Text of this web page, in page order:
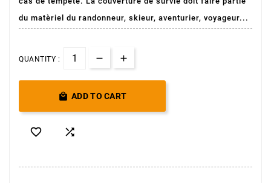
du matèriel du randonneur, skieur, aventurier, voyageur...
QUANTITY :
 ADD TO CART
 